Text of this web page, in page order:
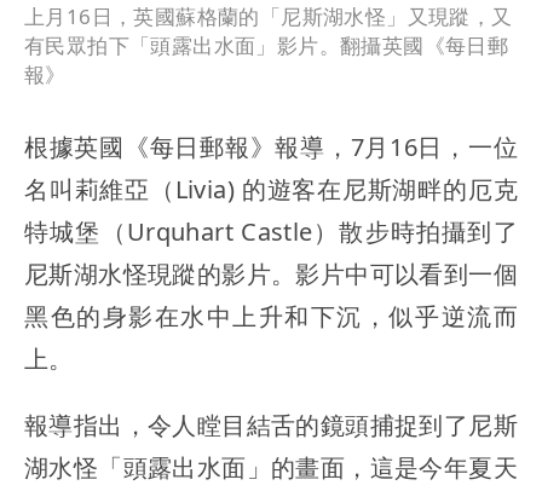
上月16日，英國蘇格蘭的「尼斯湖水怪」又現蹤，又
有民眾拍下「頭露出水面」影片。翻攝英國《每日郵
報》
根據英國《每日郵報》報導，7月16日，一位
名叫莉維亞（Livia) 的遊客在尼斯湖畔的厄克
特城堡（Urquhart Castle）散步時拍攝到了
尼斯湖水怪現蹤的影片。影片中可以看到一個
黑色的身影在水中上升和下沉，似乎逆流而
上。
報導指出，令人瞠目結舌的鏡頭捕捉到了尼斯
湖水怪「頭露出水面」的畫面，這是今年夏天